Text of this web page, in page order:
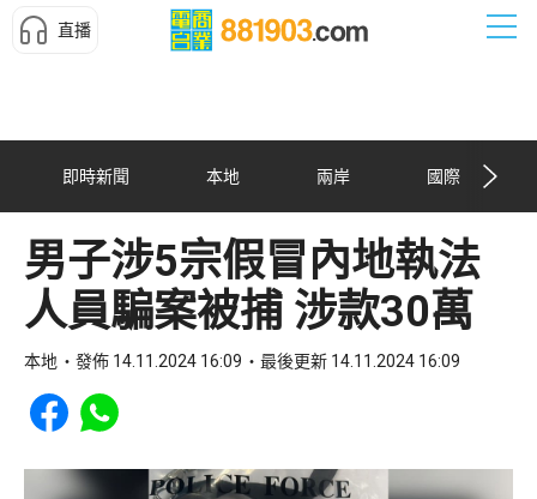
直播
即時新聞 本地 兩岸 國際
男子涉5宗假冒內地執法
人員騙案被捕 涉款30萬
本地 發佈 14.11.2024 16:09 最後更新 14.11.2024 16:09
Share to Facebook
Share to WhatsApp